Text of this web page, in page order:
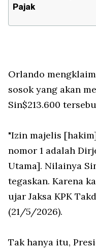
Pajak
Orlando
sosok yang akan
Sin$213.600
"Izin majelis
nomor 1 adalah
Utama]. Nilainya
tegaskan. Karena
ujar Jaksa KPK
(21/5/2026).
Tak hanya itu,